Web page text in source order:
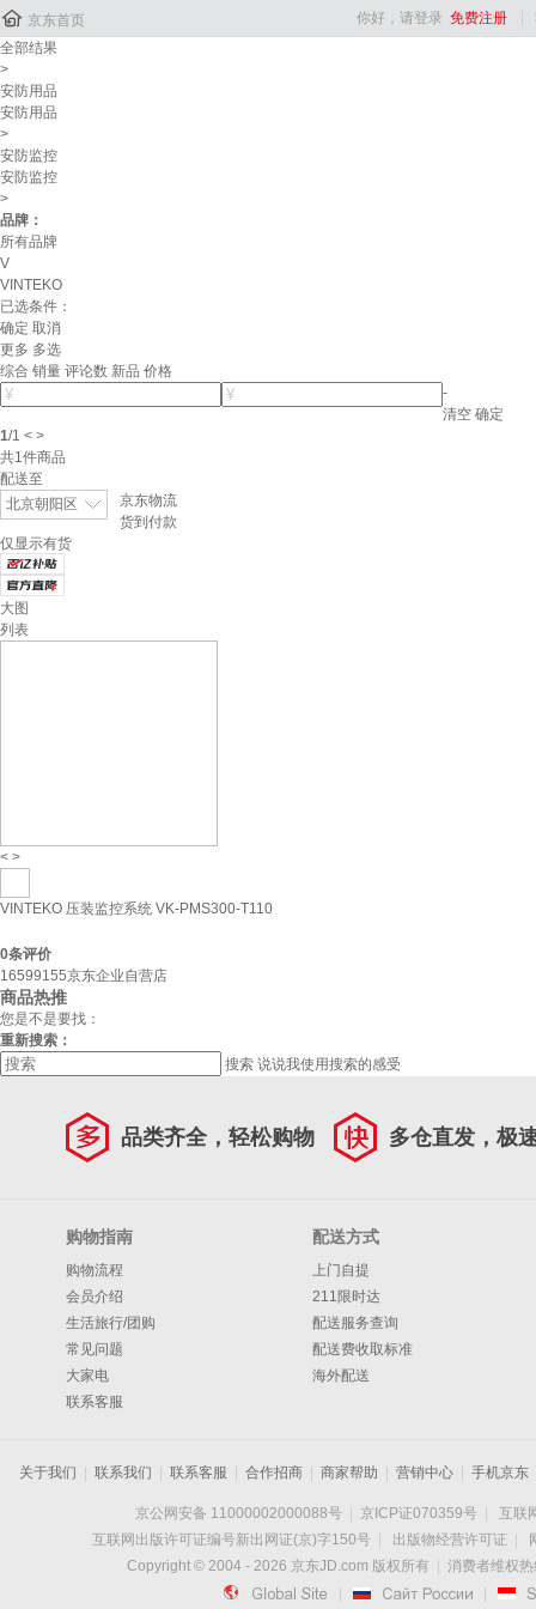
 京东首页 你好，请登录 免费注册
全部结果
>
安防用品
安防用品
>
安防监控
安防监控
>
品牌：
所有品牌
V
VINTEKO
已选条件：
确定 取消
更多 多选
综合 销量 评论数 新品 价格
-
清空 确定
1/1 < >
共1件商品
配送至
北京朝阳区
京东物流
货到付款
仅显示有货
大图
列表
< >
VINTEKO 压装监控系统 VK-PMS300-T110
0条评价
16599155京东企业自营店
商品热推
您是不是要找：
重新搜索：
搜索 说说我使用搜索的感受
品类齐全，轻松购物 多仓直发，极
购物指南
购物流程
会员介绍
生活旅行/团购
常见问题
大家电
联系客服
配送方式
上门自提
211限时达
配送服务查询
配送费收取标准
海外配送
关于我们 联系我们 联系客服 合作招商 商家帮助 营销中心 手机京东
京公网安备 11000002000088号 京ICP证070359号
互联
互联网出版许可证编号新出网证(京)字150号
出版物经营许可证
Copyright © 2004 - 2026 京东JD.com 版权所有 消费者维权
 